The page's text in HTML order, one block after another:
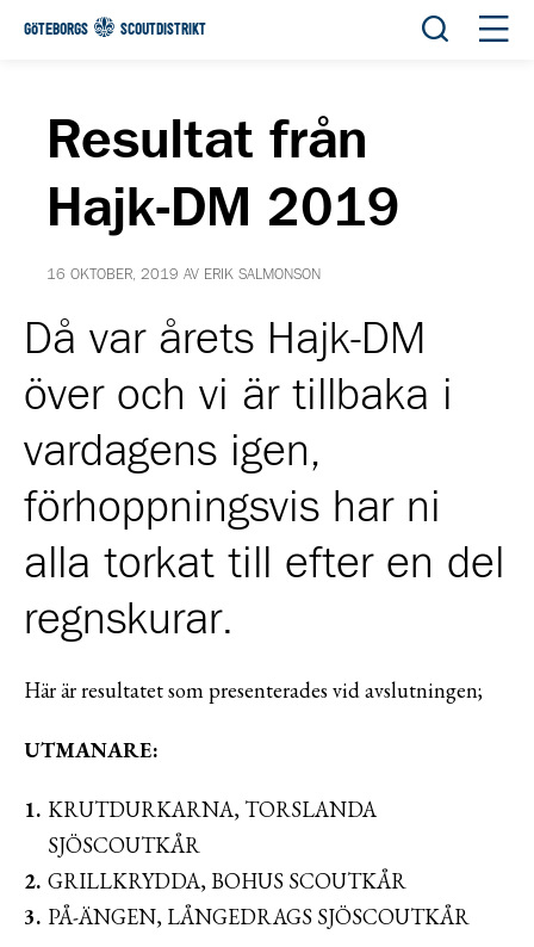
GÖTEBORGS SCOUTDISTRIKT Öppna
Resultat från
Hajk-DM 2019
16 OKTOBER, 2019 AV ERIK SALMONSON
Då var årets Hajk-DM
över och vi är tillbaka i
vardagens igen,
förhoppningsvis har ni
alla torkat till efter en del
regnskurar.
Här är resultatet som presenterades vid avslutningen;
UTMANARE:
KRUTDURKARNA, TORSLANDA
SJÖSCOUTKÅR
GRILLKRYDDA, BOHUS SCOUTKÅR
PÅ-ÄNGEN, LÅNGEDRAGS SJÖSCOUTKÅR